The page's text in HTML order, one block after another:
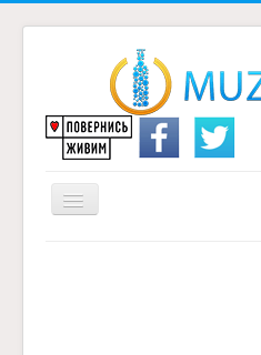
Перемикач
навігації